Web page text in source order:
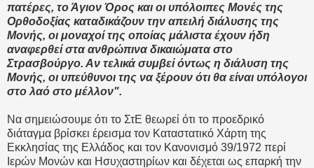
πατέρες, το Άγιον Όρος και οι υπόλοιπες Μονές της
Ορθοδοξίας καταδικάζουν την απειλή διάλυσης της
Μονής, οι μοναχοί της οποίας μάλιστα έχουν ήδη
αναφερθεί στα ανθρώπινα δικαιώματα στο
Στρασβούργο. Αν τελικά συμβεί όντως η διάλυση της
Μονής, οι υπεύθυνοι της να ξέρουν ότι θα είναι υπόλογοι
στο λαό στο μέλλον".
Να σημειώσουμε ότι το ΣτΕ θεωρεί ότι το προεδρικό
διάταγμα βρίσκει έρεισμα τον Καταστατικό Χάρτη της
Εκκλησίας της Ελλάδος και τον Κανονισμό 39/1972 περί
Ιερών Μονών και Ησυχαστηρίων και δέχεται ως επαρκή την